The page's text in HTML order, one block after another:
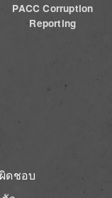
PACC Corruption
Reporting
ดชอบ